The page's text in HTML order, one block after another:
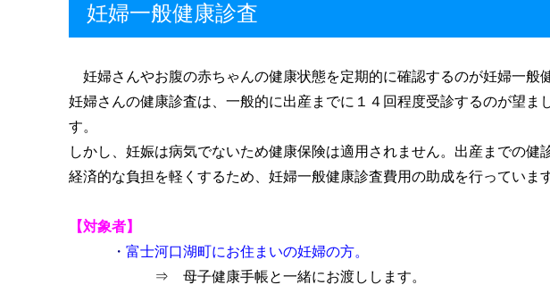
妊婦一般健康診査
妊婦さんやお腹の赤ちゃんの健康状態を定期的に確認するのが妊婦一般
妊婦さんの健康診査は、一般的に出産までに１４回程度受診するのが望ま
す。
しかし、妊娠は病気でないため健康保険は適用されません。出産までの健
経済的な負担を軽くするため、妊婦一般健康診査費用の助成を行っていま
【対象者】
・ 富士河口湖町にお住まいの妊婦の方。
⇒ 母子健康手帳と一緒にお渡しします。